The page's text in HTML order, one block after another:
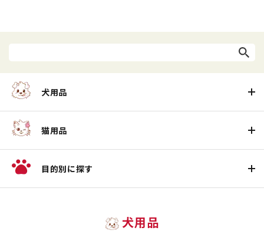
犬用品
猫用品
目的別に探す
犬用品